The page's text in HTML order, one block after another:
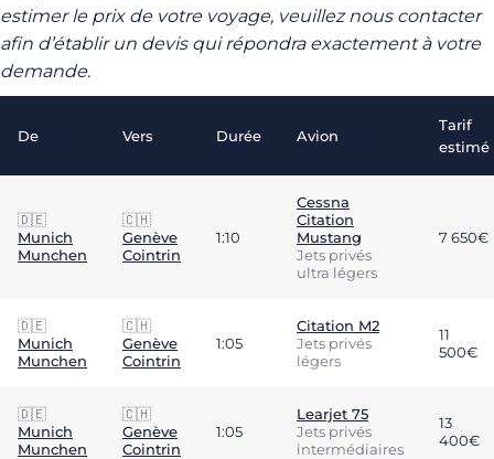
estimer le prix de votre voyage, veuillez nous contacter
afin d’établir un devis qui répondra exactement à votre
demande.
De Vers Durée Avion
Tarif
estimé
🇩🇪
Munich
Munchen
🇨🇭
Genève
Cointrin
1:10
Cessna
Citation
Mustang
Jets privés
ultra légers
7 650€
🇩🇪
Munich
Munchen
🇨🇭
Genève
Cointrin
1:05
Citation M2
Jets privés
légers
11
500€
🇩🇪
Munich
Munchen
🇨🇭
Genève
Cointrin
1:05
Learjet 75
Jets privés
intermédiaires
13
400€